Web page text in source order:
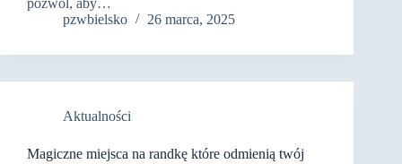
pozwól, aby…
pzwbielsko
26 marca, 2025
Aktualności
Magiczne miejsca na randkę które odmienią twój